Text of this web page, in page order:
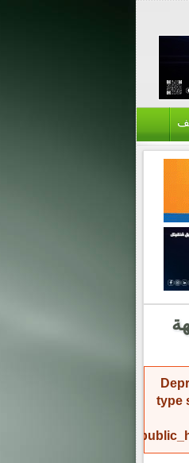
type
/home/amicinf1/